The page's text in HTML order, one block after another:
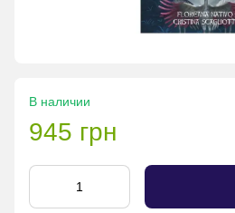
В наличии
945 грн